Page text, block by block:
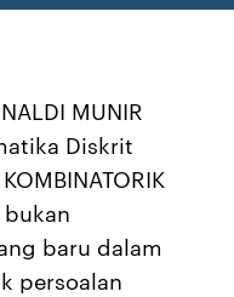
MUNIR
Diskrit
baru dalam
persoalan